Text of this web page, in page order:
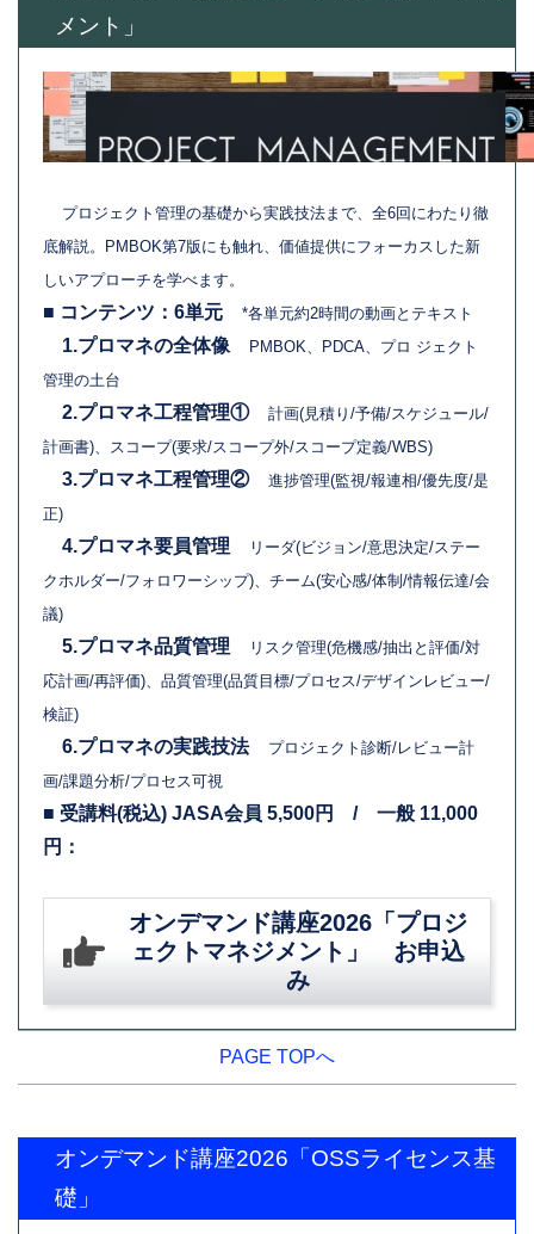
メント」
プロジェクト管理の基礎から実践技法まで、全6回にわたり徹
底解説。PMBOK第7版にも触れ、価値提供にフォーカスした新
しいアプローチを学べます。
■ コンテンツ：6単元 *各単元約2時間の動画とテキスト
1.プロマネの全体像
PMBOK、PDCA、プロ ジェクト
管理の土台
2.プロマネ工程管理①
計画(見積り/予備/スケジュール/
計画書)、スコープ(要求/スコープ外/スコープ定義/WBS)
3.プロマネ工程管理②
進捗管理(監視/報連相/優先度/是
正)
4.プロマネ要員管理
リーダ(ビジョン/意思決定/ステー
クホルダー/フォロワーシップ)、チーム(安心感/体制/情報伝達/会
議)
5.プロマネ品質管理
リスク管理(危機感/抽出と評価/対
応計画/再評価)、品質管理(品質目標/プロセス/デザインレビュー/
検証)
6.プロマネの実践技法
プロジェクト診断/レビュー計
画/課題分析/プロセス可視
■ 受講料(税込) JASA会員 5,500円 / 一般 11,000
円：
オンデマンド講座2026「プロジ
ェクトマネジメント」 お申込
み
PAGE TOPへ
オンデマンド講座2026「OSSライセンス基
礎」